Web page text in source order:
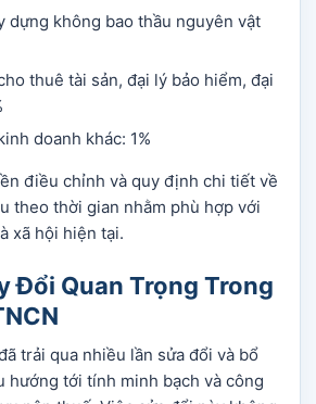
dựng không bao thầu nguyên vật
thuê tài sản, đại lý bảo hiểm, đại
doanh khác: 1%
điều chỉnh và quy định chi tiết về
theo thời gian nhằm phù hợp với
xã hội hiện tại.
Đổi Quan Trọng Trong
trải qua nhiều lần sửa đổi và bổ
hướng tới tính minh bạch và công